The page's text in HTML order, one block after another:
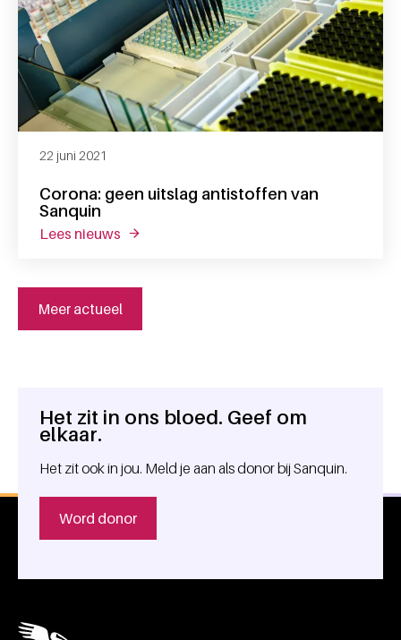
Corona: geen uitslag antistoffen van
Sanquin
22 juni 2021
lees nieuws over corona: geen uitslag antistoffen van
Meer actueel
Algemene informatie
Het zit in ons bloed. Geef om
elkaar.
Het zit ook in jou. Meld je aan als donor bij Sanquin.
Word donor